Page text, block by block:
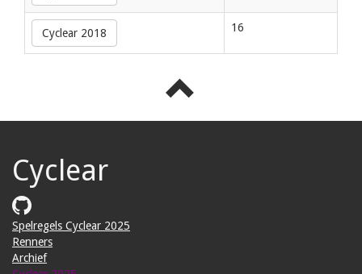
Cyclear 2018 16
Cyclear
Spelregels Cyclear 2025
Renners
Archief